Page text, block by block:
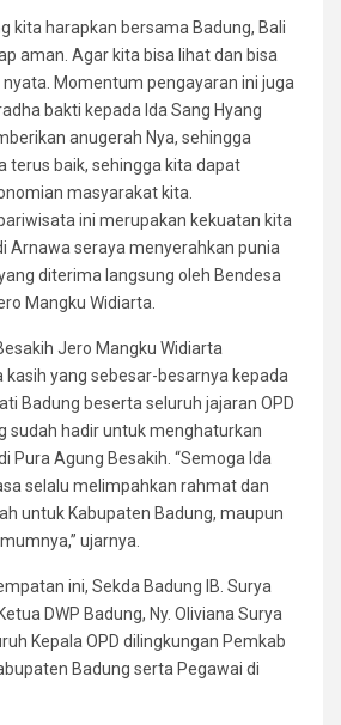
kita harapkan bersama Badung, Bali
aman. Agar kita bisa lihat dan bisa
Momentum pengayaran ini juga
bakti kepada Ida Sang Hyang
anugerah Nya, sehingga
terus baik, sehingga kita dapat
masyarakat kita.
ini merupakan kekuatan kita
Arnawa seraya menyerahkan punia
diterima langsung oleh Bendesa
Mangku Widiarta.
Jero Mangku Widiarta
yang sebesar-besarnya kepada
Badung beserta seluruh jajaran OPD
sudah hadir untuk menghaturkan
Pura Agung Besakih. “Semoga Ida
selalu melimpahkan rahmat dan
untuk Kabupaten Badung, maupun
ujarnya.
ini, Sekda Badung IB. Surya
DWP Badung, Ny. Oliviana Surya
Kepala OPD dilingkungan Pemkab
Badung serta Pegawai di